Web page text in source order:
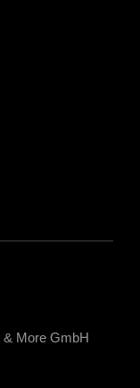
More GmbH